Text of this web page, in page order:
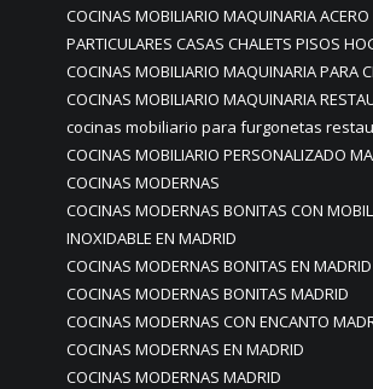
COCINAS MOBILIARIO MAQUINARIA
PARTICULARES CASAS CHALETS PISOS
COCINAS MOBILIARIO MAQUINARIA PARA
COCINAS MOBILIARIO MAQUINARIA
cocinas mobiliario para furgonetas
COCINAS MOBILIARIO PERSONALIZADO
COCINAS MODERNAS
COCINAS MODERNAS BONITAS CON
INOXIDABLE EN MADRID
COCINAS MODERNAS BONITAS EN MADRID
COCINAS MODERNAS BONITAS MADRID
COCINAS MODERNAS CON ENCANTO
COCINAS MODERNAS EN MADRID
COCINAS MODERNAS MADRID